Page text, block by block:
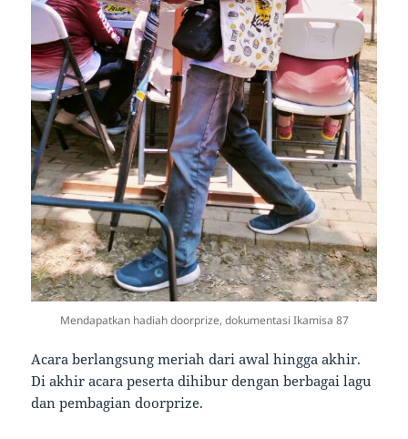
Mendapatkan hadiah doorprize, dokumentasi Ikamisa 87
Acara berlangsung meriah dari awal hingga akhir.
Di akhir acara peserta dihibur dengan berbagai lagu
dan pembagian doorprize.